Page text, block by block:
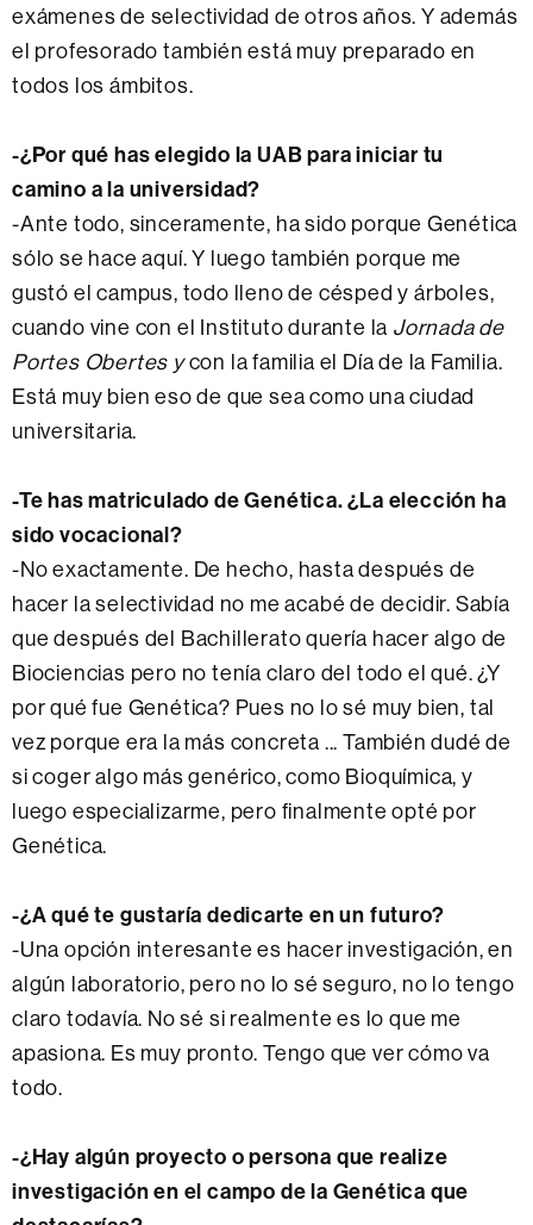
exámenes de selectividad de otros años. Y además
el profesorado también está muy preparado en
todos los ámbitos.
-¿Por qué has elegido la UAB para iniciar tu
camino a la universidad?
-Ante todo, sinceramente, ha sido porque Genética
sólo se hace aquí. Y luego también porque me
gustó el campus, todo lleno de césped y árboles,
cuando vine con el Instituto durante la Jornada de
Portes Obertes ycon la familia el Día de la Familia.
Está muy bien eso de que sea como una ciudad
universitaria.
-Te has matriculado de Genética. ¿La elección ha
sido vocacional?
-No exactamente. De hecho, hasta después de
hacer la selectividad no me acabé de decidir. Sabía
que después del Bachillerato quería hacer algo de
Biociencias pero no tenía claro del todo el qué. ¿Y
por qué fue Genética? Pues no lo sé muy bien, tal
vez porque era la más concreta ... También dudé de
si coger algo más genérico, como Bioquímica, y
luego especializarme, pero finalmente opté por
Genética.
-¿A qué te gustaría dedicarte en un futuro?
-Una opción interesante es hacer investigación, en
algún laboratorio, pero no lo sé seguro, no lo tengo
claro todavía. No sé si realmente es lo que me
apasiona. Es muy pronto. Tengo que ver cómo va
todo.
-¿Hay algún proyecto o persona que realize
investigación en el campo de la Genética que